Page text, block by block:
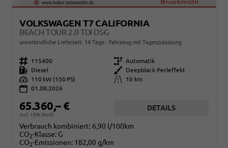
VOLKSWAGEN T7 CALIFORNIA
BEACH TOUR 2.0 TDI DSG
unverbindliche Lieferzeit: 14 Tage Fahrzeug mit Tageszulassung
Fahrzeugnr. 115400 Getriebe Automatik
Kraftstoff
Diesel Außenfarbe
Deepblack Perleffekt
Leistung
110 kW (150 PS) Kilometerstand
10 km
01.08.2026
65.360,– €
incl. 19% MwSt.
DETAILS
Verbrauch kombiniert: 6,90 l/100km
CO2-Klasse: G
CO2-Emissionen: 182,00 g/km